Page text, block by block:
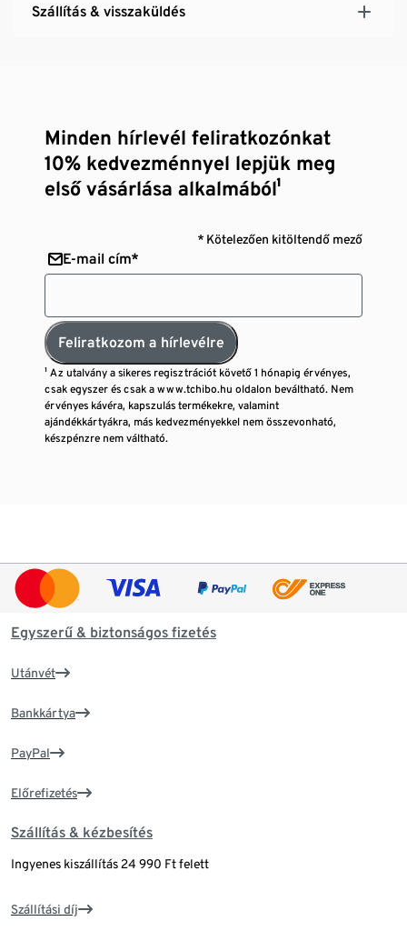
Szállítás & visszaküldés
Minden hírlevél feliratkozónkat
10% kedvezménnyel lepjük meg
első vásárlása alkalmából¹
* Kötelezően kitöltendő mező
E-mail cím*
Feliratkozom a hírlevélre
¹ Az utalvány a sikeres regisztrációt követő 1 hónapig érvényes,
csak egyszer és csak a www.tchibo.hu oldalon beváltható. Nem
érvényes kávéra, kapszulás termékekre, valamint
ajándékkártyákra, más kedvezményekkel nem összevonható,
készpénzre nem váltható.
Egyszerű & biztonságos fizetés
Utánvét
Bankkártya
PayPal
Előrefizetés
Szállítás & kézbesítés
Ingyenes kiszállítás 24 990 Ft felett
Szállítási díj